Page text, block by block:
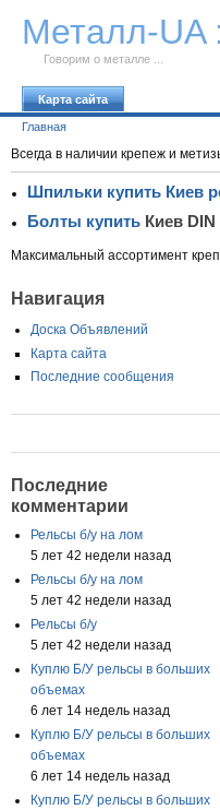
Металл-UA
Говорим о металле ...
Карта сайта
Главная
Всегда в наличии крепеж и
Шпильки купить Киев
Болты купитьКиев
Максимальный ассортимент
Навигация
Доска Объявлений
Карта сайта
Последние сообщения
Последние
комментарии
Рельсы б/у на лом
5 лет 42 недели назад
Рельсы б/у на лом
5 лет 42 недели назад
Рельсы б/у
5 лет 42 недели назад
Куплю Б/У рельсы в больших
объемах
6 лет 14 недель назад
Куплю Б/У рельсы в больших
объемах
6 лет 14 недель назад
Куплю Б/У рельсы в больших